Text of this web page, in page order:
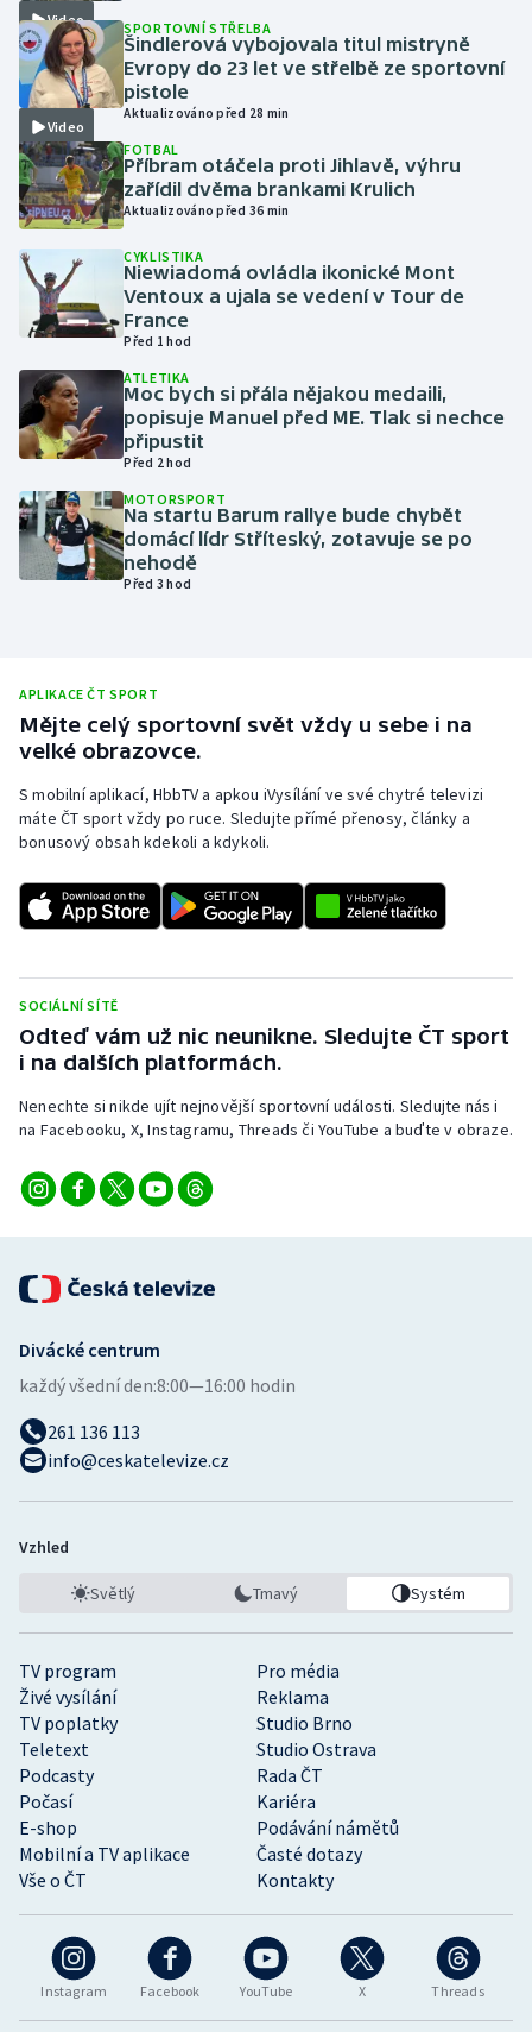
Házená
Jezdectví
Judo
Krasobruslení
Lyže a snowboard
Motorsport
Olympijské hry
Parasport
Plavání
Ragby
Rychlobruslení
Rychlostní kanoistika
Sportovní střelba
Stolní tenis
Triatlon
Veslování
Volejbal
Ostatní
Video
Video
SPORTOVNÍ STŘELBA
Šindlerová vybojovala titul mistryně
Evropy do 23 let ve střelbě ze sportovní
pistole
Aktualizováno před 28 min
FOTBAL
Příbram otáčela proti Jihlavě, výhru
zařídil dvěma brankami Krulich
Aktualizováno před 36 min
CYKLISTIKA
Niewiadomá ovládla ikonické Mont
Ventoux a ujala se vedení v Tour de
France
Před 1 hod
ATLETIKA
Moc bych si přála nějakou medaili,
popisuje Manuel před ME. Tlak si nechce
připustit
Před 2 hod
MOTORSPORT
Na startu Barum rallye bude chybět
domácí lídr Stříteský, zotavuje se po
nehodě
Před 3 hod
APLIKACE ČT SPORT
Mějte celý sportovní svět vždy u sebe i na
velké obrazovce.
S mobilní aplikací, HbbTV a apkou iVysílání ve své chytré televizi
máte ČT sport vždy po ruce. Sledujte přímé přenosy, články a
bonusový obsah kdekoli a kdykoli.
SOCIÁLNÍ SÍTĚ
Odteď vám už nic neunikne. Sledujte ČT sport
i na dalších platformách.
Nenechte si nikde ujít nejnovější sportovní události. Sledujte nás i
na Facebooku, X, Instagramu, Threads či YouTube a buďte v obraze.
Instagram Facebook YouTube X Threads
TV program
Pro média
Živé vysílání
Reklama
TV poplatky
Studio Brno
Teletext
Studio Ostrava
Podcasty
Rada ČT
Počasí
Kariéra
E-shop
Podávání námětů
Mobilní a TV aplikace
Časté dotazy
Vše o ČT
Kontakty
Divácké centrum
každý všední den:8:00—16:00 hodin
261 136 113
info@ceskatelevize.cz
Vzhled
Světlý Tmavý Systém